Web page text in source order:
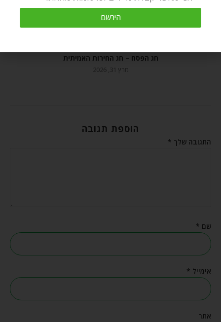
חג הפסח – חג החירות האמיתית
מרץ 31, 2026
הוספת תגובה
התגובה שלך *
שם *
אימייל *
אתר
הירשם